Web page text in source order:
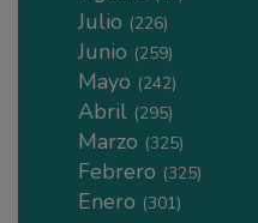
Julio (226)
Junio (259)
Mayo (242)
Abril (295)
Marzo (325)
Febrero (325)
Enero (301)